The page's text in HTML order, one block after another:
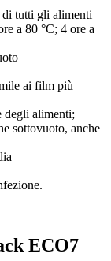
di tutti gli alimenti
a 80 °C; 4 ore a
ai film più
degli alimenti;
sottovuoto, anche
ECO7